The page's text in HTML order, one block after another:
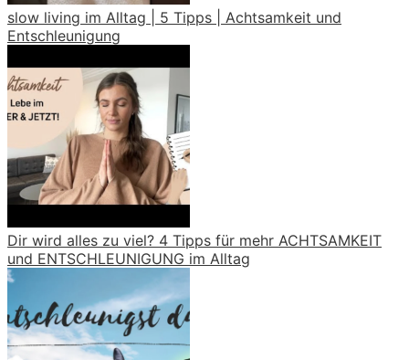
slow living im Alltag | 5 Tipps | Achtsamkeit und
Entschleunigung
Dir wird alles zu viel? 4 Tipps für mehr ACHTSAMKEIT
und ENTSCHLEUNIGUNG im Alltag